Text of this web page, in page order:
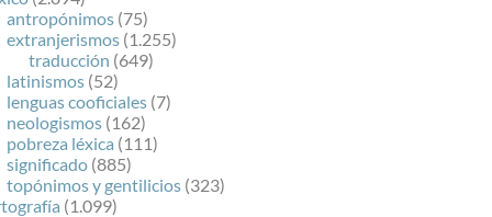
antropónimos (75)
extranjerismos (1.255)
traducción (649)
latinismos (52)
lenguas cooficiales (7)
neologismos (162)
pobreza léxica (111)
significado (885)
topónimos y gentilicios (323)
(1.099)